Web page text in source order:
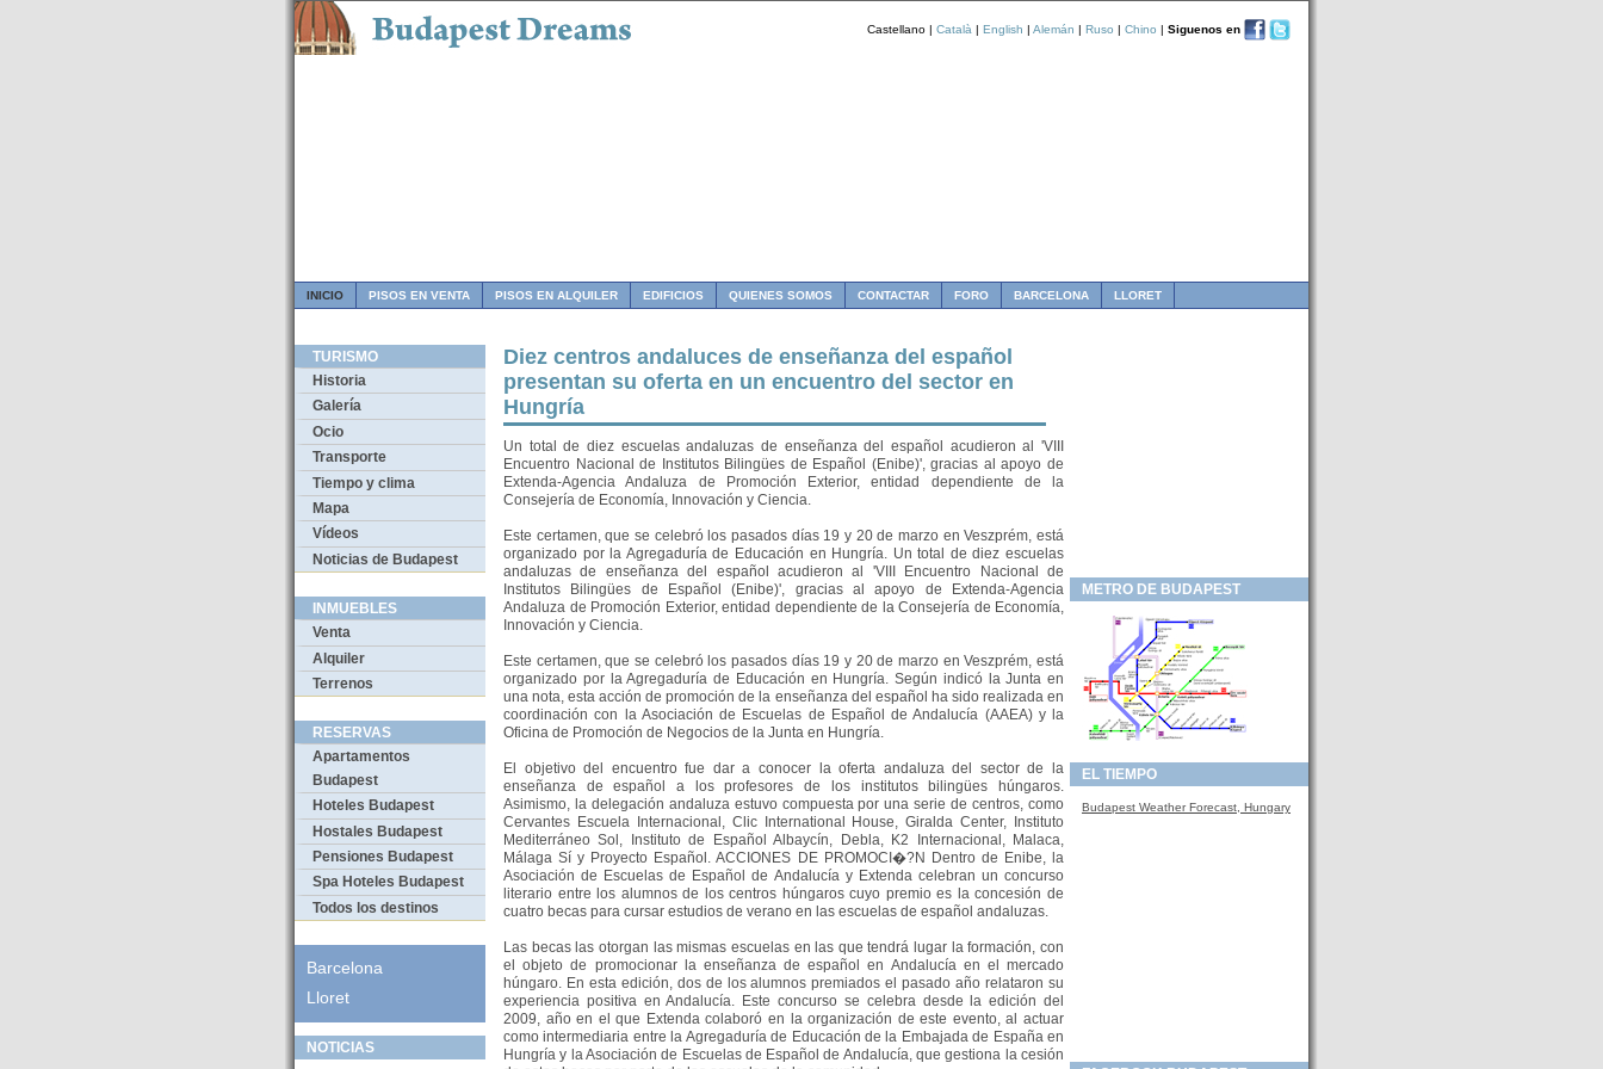
Castellano | Català | English | Alemán | Ruso | Chino | Siguenos en
INICIO PISOS EN VENTA PISOS EN ALQUILER EDIFICIOS QUIENES SOMOS CONTACTAR FORO BARCELONA LLORET
TURISMO
Historia
Galería
Ocio
Transporte
Tiempo y clima
Mapa
Vídeos
Noticias de Budapest
INMUEBLES
Venta
Alquiler
Terrenos
RESERVAS
Apartamentos
Budapest
Hoteles Budapest
Hostales Budapest
Pensiones Budapest
Spa Hoteles Budapest
Todos los destinos
Barcelona
Lloret
NOTICIAS
Diez centros andaluces de enseñanza del español
presentan su oferta en un encuentro del sector en
Hungría
Un total de diez escuelas andaluzas de enseñanza del español acudieron al 'VIII
Encuentro Nacional de Institutos Bilingües de Español (Enibe)', gracias al apoyo de
Extenda-Agencia Andaluza de Promoción Exterior, entidad dependiente de la
Consejería de Economía, Innovación y Ciencia.
Este certamen, que se celebró los pasados días 19 y 20 de marzo en Veszprém, está
organizado por la Agregaduría de Educación en Hungría. Un total de diez escuelas
andaluzas de enseñanza del español acudieron al 'VIII Encuentro Nacional de
Institutos Bilingües de Español (Enibe)', gracias al apoyo de Extenda-Agencia
Andaluza de Promoción Exterior, entidad dependiente de la Consejería de Economía,
Innovación y Ciencia.
Este certamen, que se celebró los pasados días 19 y 20 de marzo en Veszprém, está
organizado por la Agregaduría de Educación en Hungría. Según indicó la Junta en
una nota, esta acción de promoción de la enseñanza del español ha sido realizada en
coordinación con la Asociación de Escuelas de Español de Andalucía (AAEA) y la
Oficina de Promoción de Negocios de la Junta en Hungría.
El objetivo del encuentro fue dar a conocer la oferta andaluza del sector de la
enseñanza de español a los profesores de los institutos bilingües húngaros.
Asimismo, la delegación andaluza estuvo compuesta por una serie de centros, como
Cervantes Escuela Internacional, Clic International House, Giralda Center, Instituto
Mediterráneo Sol, Instituto de Español Albaycín, Debla, K2 Internacional, Malaca,
Málaga Sí y Proyecto Español. ACCIONES DE PROMOCI�?N Dentro de Enibe, la
Asociación de Escuelas de Español de Andalucía y Extenda celebran un concurso
literario entre los alumnos de los centros húngaros cuyo premio es la concesión de
cuatro becas para cursar estudios de verano en las escuelas de español andaluzas.
Las becas las otorgan las mismas escuelas en las que tendrá lugar la formación, con
el objeto de promocionar la enseñanza de español en Andalucía en el mercado
húngaro. En esta edición, dos de los alumnos premiados el pasado año relataron su
experiencia positiva en Andalucía. Este concurso se celebra desde la edición del
2009, año en el que Extenda colaboró en la organización de este evento, al actuar
como intermediaria entre la Agregaduría de Educación de la Embajada de España en
Hungría y la Asociación de Escuelas de Español de Andalucía, que gestiona la cesión
METRO DE BUDAPEST
EL TIEMPO
Budapest Weather Forecast, Hungary